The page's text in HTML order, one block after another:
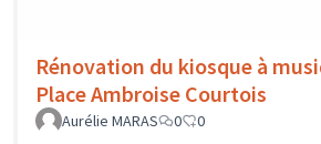
Rénovation du kiosque à
Place Ambroise Courtois
Aurélie MARAS
0 0